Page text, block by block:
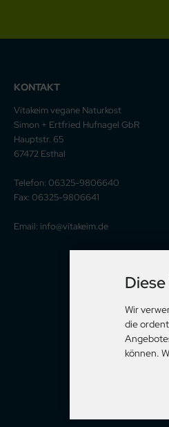
KONTAKT
Vitakeim vegane Naturkost
Simon + Ertfried Hufnagel GbR
Hauptstr. 65
67472 Esthal
Telefon: 06325-9806640
Fax: 06325-9806641
Email: info@vitakeim.de
Wir
die
können.